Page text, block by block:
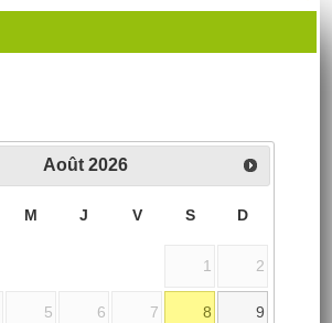
Août 2026
M J V S D
1 2
5 6 7 8 9